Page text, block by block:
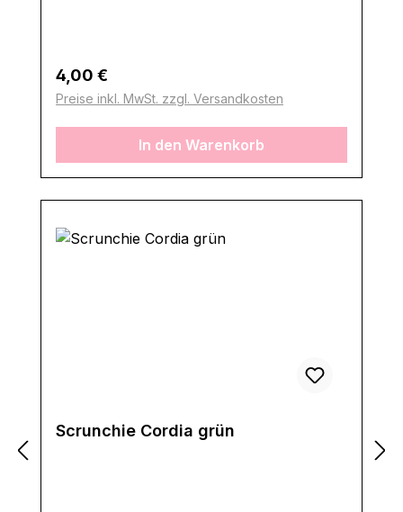
Regulärer Preis:
4,00 €
Preise inkl. MwSt. zzgl. Versandkosten
In den Warenkorb
Scrunchie Cordia grün